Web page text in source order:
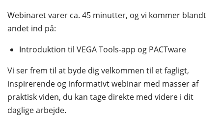
Webinaret varer ca. 45 minutter, og vi kommer blandt
andet ind på:
Introduktion til VEGA Tools-app og PACTware
Vi ser frem til at byde dig velkommen til et fagligt,
inspirerende og informativt webinar med masser af
praktisk viden, du kan tage direkte med videre i dit
daglige arbejde.